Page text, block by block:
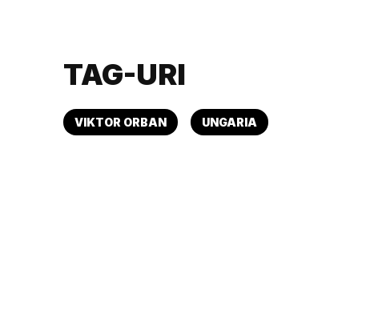
TAG-URI
VIKTOR ORBAN UNGARIA